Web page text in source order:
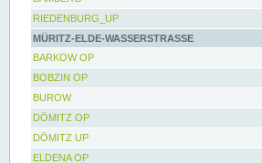
RIEDENBURG_UP
MÜRITZ-ELDE-WASSERSTRASSE
BARKOW OP
BOBZIN OP
BUROW
DÖMITZ OP
DÖMITZ UP
ELDENA OP